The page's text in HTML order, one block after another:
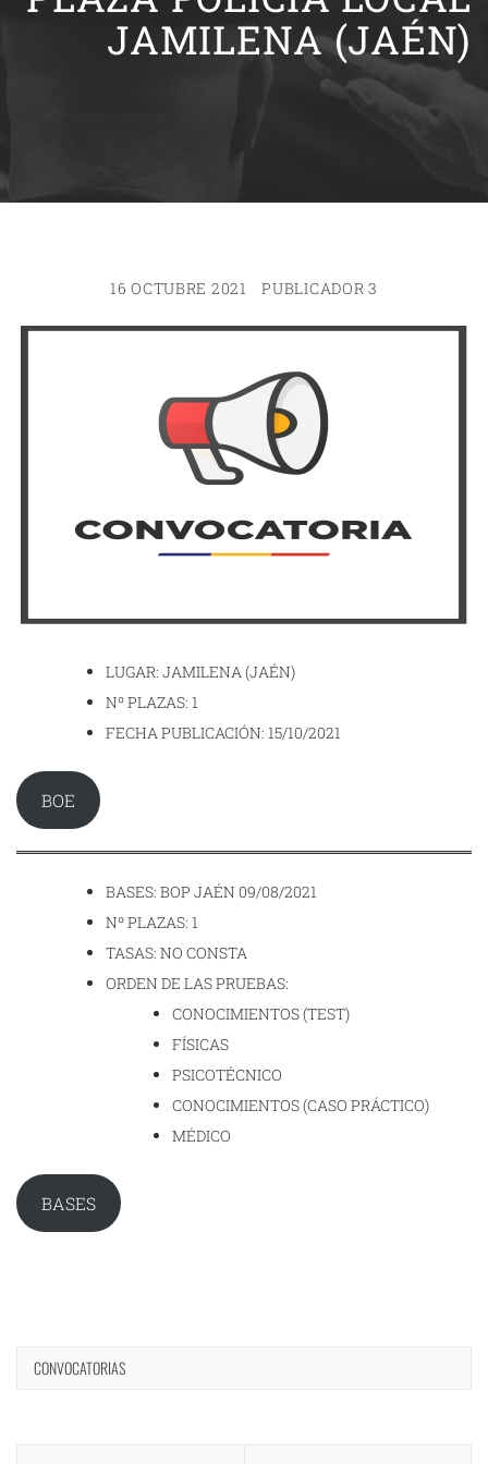
JAMILENA (JAÉN)
16 OCTUBRE 2021 PUBLICADOR 3
LUGAR: JAMILENA (JAÉN)
Nº PLAZAS: 1
FECHA PUBLICACIÓN: 15/10/2021
BOE
BASES: BOP JAÉN 09/08/2021
Nº PLAZAS: 1
TASAS: NO CONSTA
ORDEN DE LAS PRUEBAS:
CONOCIMIENTOS (TEST)
FÍSICAS
PSICOTÉCNICO
CONOCIMIENTOS (CASO PRÁCTICO)
MÉDICO
BASES
CONVOCATORIAS